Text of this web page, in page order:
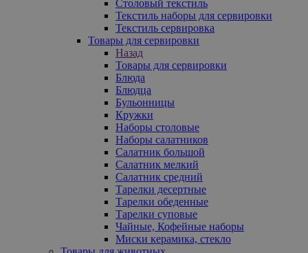
Столовый текстиль
Текстиль наборы для сервировки
Текстиль сервировка
Товары для сервировки
Назад
Товары для сервировки
Блюда
Блюдца
Бульонницы
Кружки
Наборы столовые
Наборы салатников
Салатник большой
Салатник мелкий
Салатник средний
Тарелки десертные
Тарелки обеденные
Тарелки суповые
Чайные, Кофейные наборы
Миски керамика, стекло